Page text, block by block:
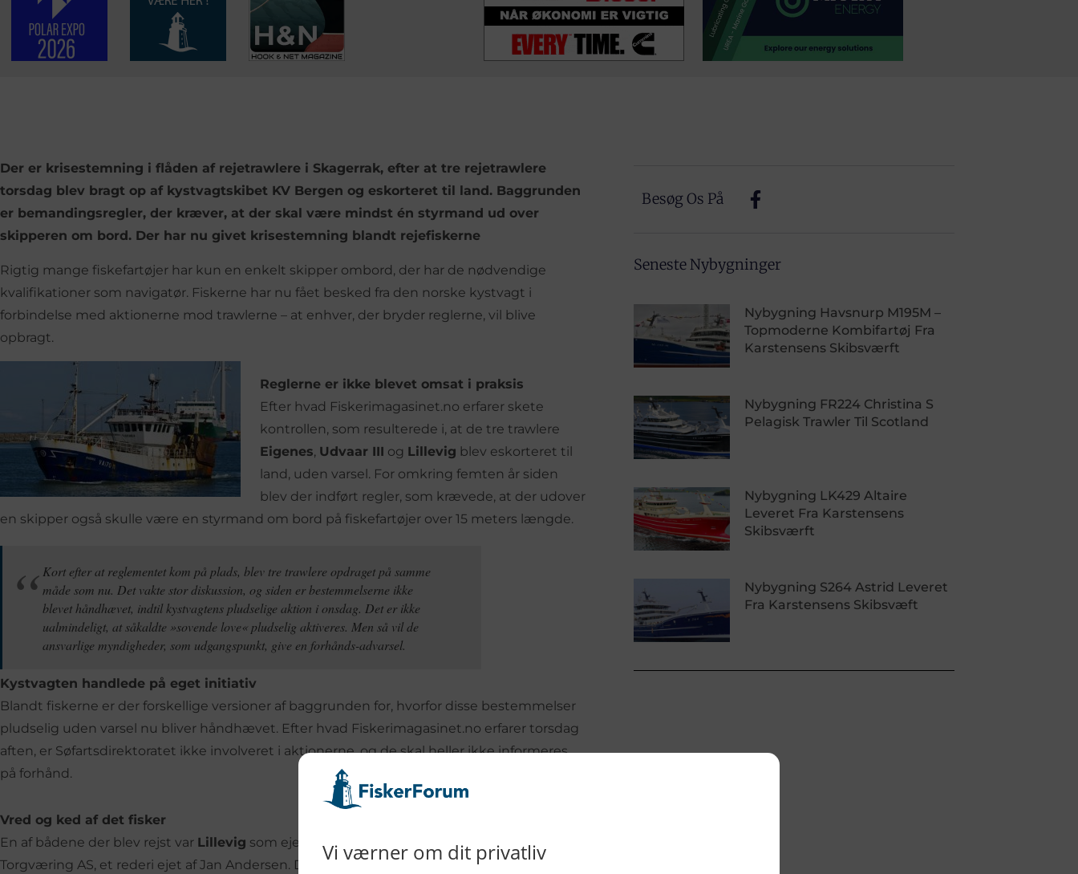
Der er krisestemning i flåden af rejetrawlere i Skagerrak, efter at tre rejetrawlere
torsdag blev bragt op af kystvagtskibet KV Bergen og eskorteret til land. Baggrunden
er bemandingsregler, der kræver, at der skal være mindst én styrmand ud over
skipperen om bord. Der har nu givet krisestemning blandt rejefiskerne
Rigtig mange fiskefartøjer har kun en enkelt skipper ombord, der har de nødvendige
kvalifikationer som navigatør. Fiskerne har nu fået besked fra den norske kystvagt i
forbindelse med aktionerne mod trawlerne – at enhver, der bryder reglerne, vil blive
opbragt.
Reglerne er ikke blevet omsat i praksis
Efter hvad Fiskerimagasinet.no erfarer skete
kontrollen, som resulterede i, at de tre trawlere
Eigenes, Udvaar III og Lillevig blev eskorteret til
land, uden varsel. For omkring femten år siden
blev der indført regler, som krævede, at der udover
en skipper også skulle være en styrmand om bord på fiskefartøjer over 15 meters længde.
Kort efter at reglementet kom på plads, blev tre trawlere opdraget på samme
måde som nu. Det vakte stor diskussion, og siden er bestemmelserne ikke
blevet håndhævet, indtil kystvagtens pludselige aktion i onsdag. Det er ikke
ualmindeligt, at såkaldte »sovende love« pludselig aktiveres. Men så vil de
ansvarlige myndigheder, som udgangspunkt, give en forhånds-advarsel.
Kystvagten handlede på eget initiativ
Blandt fiskerne er der forskellige versioner af baggrunden for, hvorfor disse bestemmelser
pludselig uden varsel nu bliver håndhævet. Efter hvad Fiskerimagasinet.no erfarer torsdag
aften, er Søfartsdirektoratet ikke involveret i aktionerne, og de skal heller ikke informeres
på forhånd.
Vred og ked af det fisker
En af bådene der blev rejst var Lillevig som ejes af
Torgværing AS, et rederi ejet af Jan Andersen. Da
Besøg Os På
Seneste Nybygninger
Nybygning Havsnurp M195M –
Topmoderne Kombifartøj Fra
Karstensens Skibsværft
Nybygning FR224 Christina S
Pelagisk Trawler Til Scotland
Nybygning LK429 Altaire
Leveret Fra Karstensens
Skibsværft
Nybygning S264 Astrid Leveret
Fra Karstensens Skibsvæft